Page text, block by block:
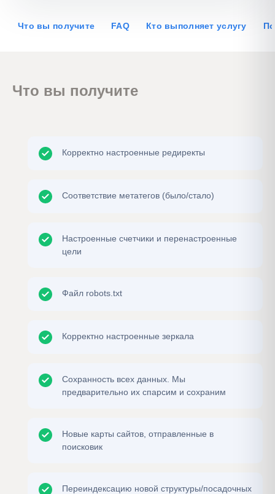
Что вы получите FAQ Кто выполняет услугу
Что вы получите
Корректно настроенные редиректы
Соответствие метатегов (было/стало)
Настроенные счетчики и перенастроенные
цели
Файл robots.txt
Корректно настроенные зеркала
Сохранность всех данных. Мы
предварительно их спарсим и сохраним
Новые карты сайтов, отправленные в
поисковик
Переиндексацию новой структуры/посадочных